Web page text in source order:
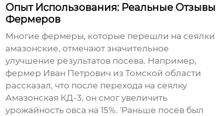
Опыт Использования: Реальные Отзывы
Фермеров
Многие фермеры, которые перешли на сеялки
амазонские, отмечают значительное
улучшение результатов посева. Например,
фермер Иван Петрович из Томской области
рассказал, что после перехода на сеялку
Амазонская КД-3, он смог увеличить
урожайность овса на 15%. 'Раньше посев был